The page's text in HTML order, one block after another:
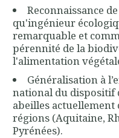
Reconnaissance
qu'ingénieur
remarquable et
pérennité de la
l'alimentation
Généralisation à
national du dispositif
abeilles
régions (Aquitaine,
Pyrénées).